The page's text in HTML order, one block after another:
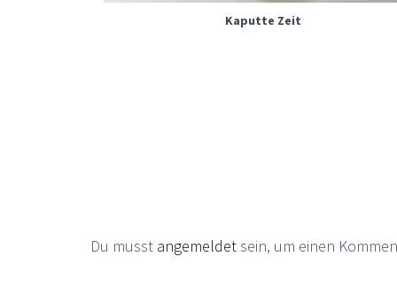
Kaputte Zeit
Du musst angemeldetsein, um einen